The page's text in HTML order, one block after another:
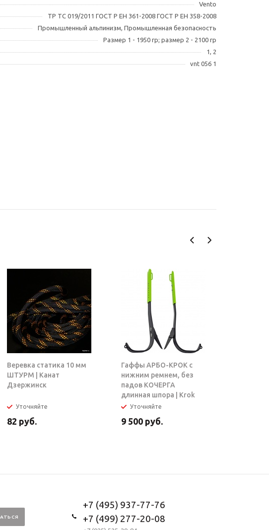
Vento
ТР ТС 019/2011 ГОСТ Р ЕН 361-2008 ГОСТ Р ЕН 358-2008
Промышленный альпинизм, Промышленная безопасность
Размер 1 - 1950 гр; размер 2 - 2100 гр
1, 2
vnt 056 1
Веревка статика 10 мм
ШТУРМ | Канат
Дзержинск
Уточняйте
82 руб.
Гаффы АРБО-КРОК с
нижним ремнем, без
падов КОЧЕРГА
длинная шпора | Krok
Уточняйте
9 500 руб.
+7 (495) 937-77-76
+7 (499) 277-20-08